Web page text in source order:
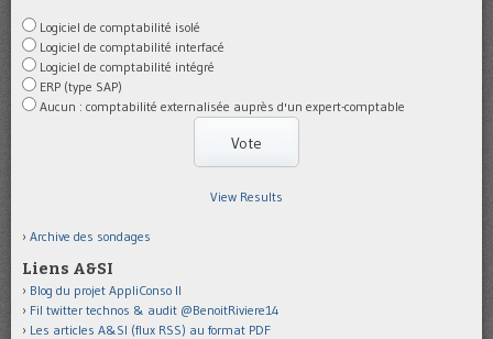
Logiciel de comptabilité isolé
Logiciel de comptabilité interfacé
Logiciel de comptabilité intégré
ERP (type SAP)
Aucun : comptabilité externalisée auprès d'un expert-comptable
View Results
Archive des sondages
Liens A&SI
Blog du projet AppliConso II
Fil twitter technos & audit @BenoitRiviere14
Les articles A&SI (flux RSS) au format PDF